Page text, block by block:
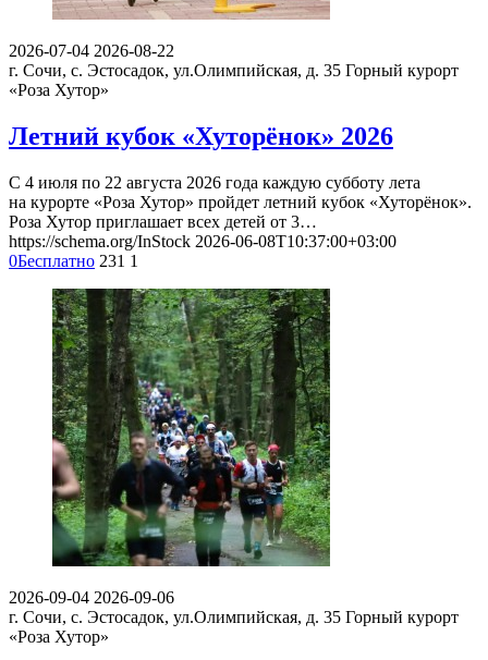
2026-07-04 2026-08-22
г. Сочи, с. Эстосадок, ул.Олимпийская, д. 35 Горный курорт
«Роза Хутор»
Летний кубок «Хуторёнок» 2026
С 4 июля по 22 августа 2026 года каждую субботу лета
на курорте «Роза Хутор» пройдет летний кубок «Хуторёнок».
Роза Хутор приглашает всех детей от 3…
https://schema.org/InStock 2026-06-08T10:37:00+03:00
0Бесплатно 231 1
2026-09-04 2026-09-06
г. Сочи, с. Эстосадок, ул.Олимпийская, д. 35 Горный курорт
«Роза Хутор»